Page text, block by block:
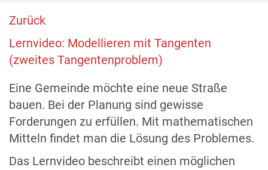
Zurück
Lernvideo: Modellieren mit Tangenten
(zweites Tangentenproblem)
Eine Gemeinde möchte eine neue Straße
bauen. Bei der Planung sind gewisse
Forderungen zu erfüllen. Mit mathematischen
Mitteln findet man die Lösung des Problemes.
Das Lernvideo beschreibt einen möglichen